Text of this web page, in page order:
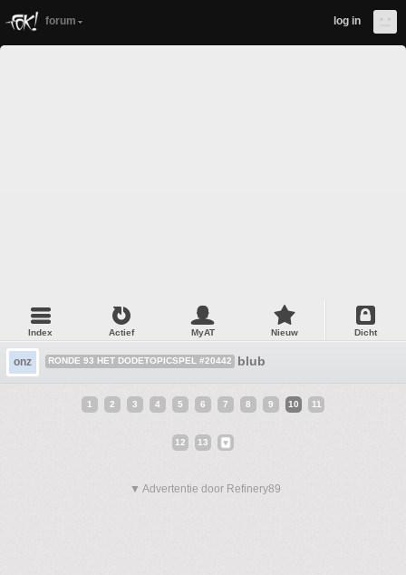
forum log in
Index Actief MyAT Nieuw Dicht
onz RONDE 93 HET DODETOPICSPEL #20442 blub
1 2 3 4 5 6 7 8 9 10 11
12 13
▼ Advertentie door Refinery89